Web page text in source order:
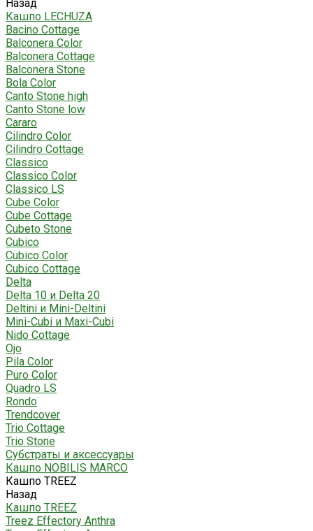
Назад
Кашпо LECHUZA
Bacino Cottage
Balconera Color
Balconera Cottage
Balconera Stone
Bola Color
Canto Stone high
Canto Stone low
Cararo
Cilindro Color
Cilindro Cottage
Classico
Classico Color
Classico LS
Cube Color
Cube Cottage
Cubeto Stone
Cubico
Cubico Color
Cubico Cottage
Delta
Delta 10 и Delta 20
Deltini и Mini-Deltini
Mini-Cubi и Maxi-Cubi
Nido Cottage
Ojo
Pila Color
Puro Color
Quadro LS
Rondo
Trendcover
Trio Cottage
Trio Stone
Субстраты и аксессуары
Кашпо NOBILIS MARCO
Кашпо TREEZ
Назад
Кашпо TREEZ
Treez Effectory Anthra